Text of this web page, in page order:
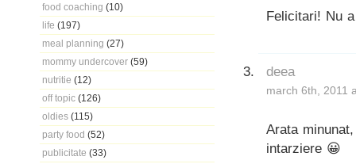
food coaching (10)
life (197)
meal planning (27)
mommy undercover (59)
nutritie (12)
off topic (126)
oldies (115)
party food (52)
publicitate (33)
Felicitari! Nu
deea
march 6th, 2011
Arata
intarziere 😀